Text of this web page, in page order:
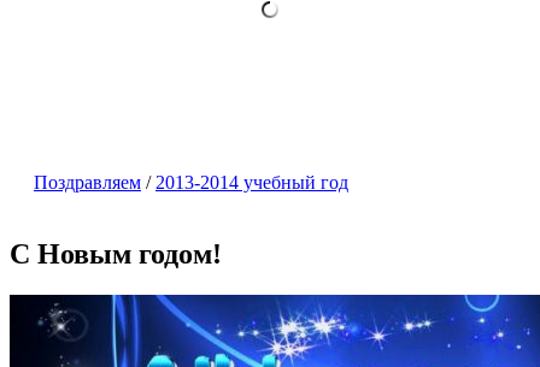
Поздравляем / 2013-2014 учебный год
С Новым годом!